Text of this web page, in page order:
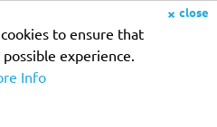
× close
to ensure that
experience.
Info